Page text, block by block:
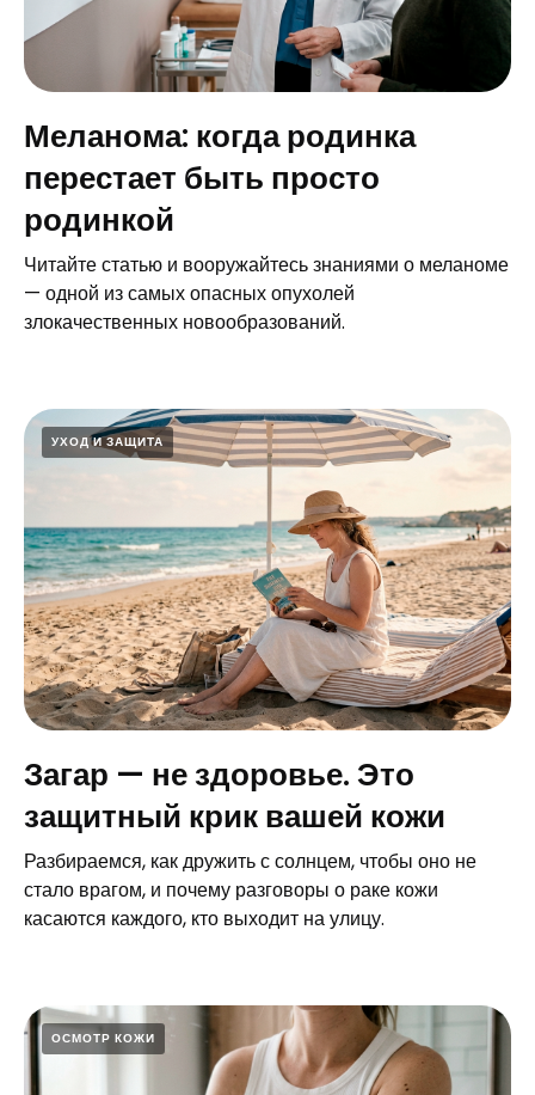
Меланома: когда родинка
перестает быть просто
родинкой
Читайте статью и вооружайтесь знаниями о меланоме
— одной из самых опасных опухолей
злокачественных новообразований.
УХОД И ЗАЩИТА
Загар — не здоровье. Это
защитный крик вашей кожи
Разбираемся, как дружить с солнцем, чтобы оно не
стало врагом, и почему разговоры о раке кожи
касаются каждого, кто выходит на улицу.
ОСМОТР КОЖИ